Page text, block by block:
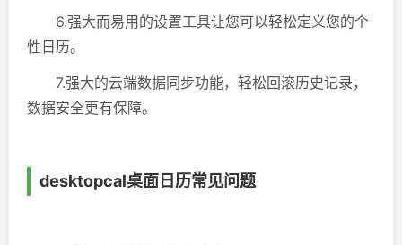
6.强大而易用的设置工具让您可以轻松定义您的个
性日历。
7.强大的云端数据同步功能，轻松回滚历史记录，
数据安全更有保障。
desktopcal桌面日历常见问题